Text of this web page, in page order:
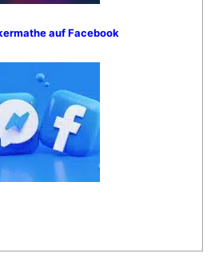
auf Facebook